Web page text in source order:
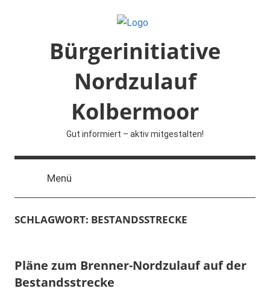
Bürgerinitiative
Nordzulauf
Kolbermoor
Gut informiert – aktiv mitgestalten!
Menü
SCHLAGWORT: BESTANDSSTRECKE
Pläne zum Brenner-Nordzulauf auf der
Bestandsstrecke